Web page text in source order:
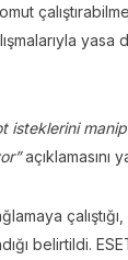
yasa
isteklerini
açıklamasını
belirtildi.